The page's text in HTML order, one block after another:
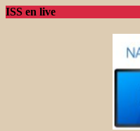
ISS en live